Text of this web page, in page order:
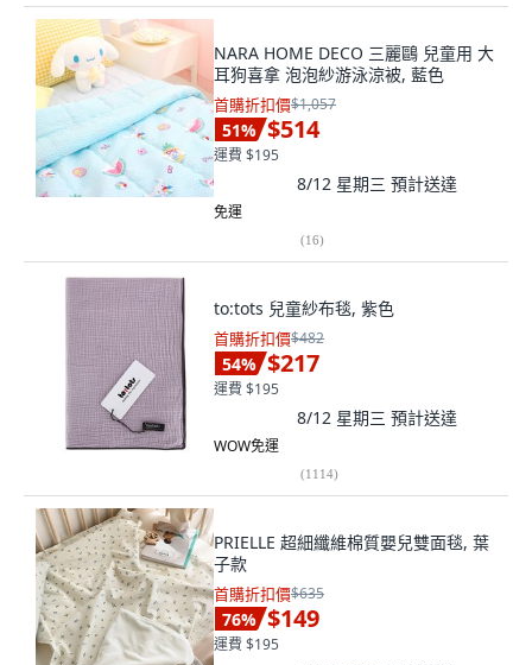
NARA HOME DECO 三麗鷗 兒童用 大
耳狗喜拿 泡泡紗游泳涼被, 藍色
首購折扣價$1,057
51% $514
運費 $195
8/12 星期三 預計送達
免運
(16)
to:tots 兒童紗布毯, 紫色
首購折扣價$482
54% $217
運費 $195
8/12 星期三 預計送達
WOW免運
(1114)
PRIELLE 超細纖維棉質嬰兒雙面毯, 葉
子款
首購折扣價$635
76% $149
運費 $195